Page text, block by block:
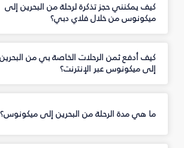
كيف يمكنني حجز تذكرة لرحلة من البحرين إلى
ميكونوس من خلال فلاي دبي؟
كيف أدفع ثمن الرحلات الخاصة بي من البحرين
إلى ميكونوس عبر الإنترنت؟
ما هي مدة الرحلة من البحرين إلى ميكونوس؟